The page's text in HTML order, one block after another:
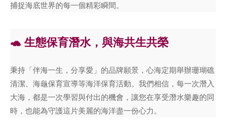
捕捉海底世界的每一個精彩瞬間。
🐢 生態保育潛水，與海共生共榮
秉持「伴海一生，分享愛」的品牌願景，心海定期舉辦珊瑚礁
清潔、海龜保育宣導等海洋保育活動。我們相信，每一次潛入
大海，都是一次學習與付出的機會，讓您在享受潛水樂趣的同
時，也能為守護這片美麗的海洋盡一份心力。